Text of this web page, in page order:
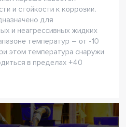
и стойкости к коррозии.
для
и неагрессивных жидких
температур – от -10
этом температура снаружи
в пределах +40